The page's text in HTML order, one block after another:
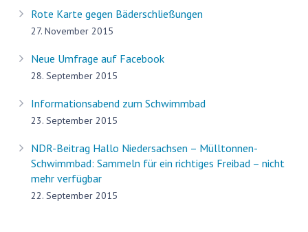
Rote Karte gegen Bäderschließungen
27. November 2015
Neue Umfrage auf Facebook
28. September 2015
Informationsabend zum Schwimmbad
23. September 2015
NDR-Beitrag Hallo Niedersachsen – Mülltonnen-
Schwimmbad: Sammeln für ein richtiges Freibad – nicht
mehr verfügbar
22. September 2015